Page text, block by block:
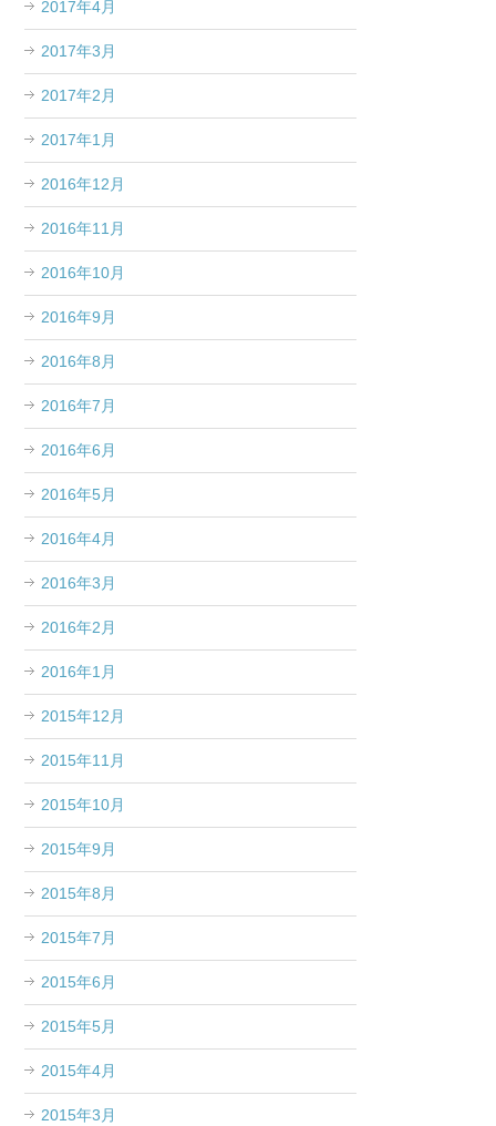
2017年4月
2017年3月
2017年2月
2017年1月
2016年12月
2016年11月
2016年10月
2016年9月
2016年8月
2016年7月
2016年6月
2016年5月
2016年4月
2016年3月
2016年2月
2016年1月
2015年12月
2015年11月
2015年10月
2015年9月
2015年8月
2015年7月
2015年6月
2015年5月
2015年4月
2015年3月